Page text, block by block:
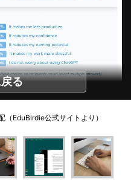
る
EduBirdie公式サイトより）